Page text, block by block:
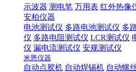
示波器 测电笔 万用表 红外热像
安柏仪器
电池测试仪 多路电池测试仪 多
仪 多路电阻测试仪 LCR测试仪
仪 漏电流测试仪 安规测试仪
米恩仪器
自动点胶机 自动焊锡机 自动螺